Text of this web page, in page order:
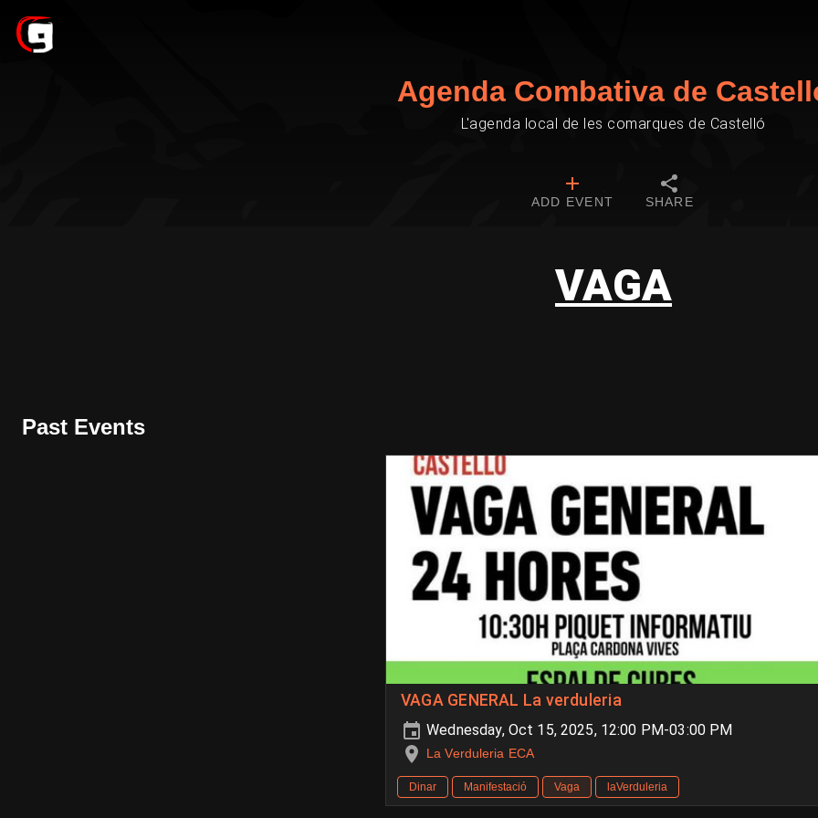
Agenda Combativa de
L'agenda local de les comarques de Castelló
ADD EVENT SHARE
VAGA
Past Events
VAGA GENERAL La verduleria
Wednesday, Oct 15, 2025, 12:00 PM-03:00 PM
La Verduleria ECA
Dinar Manifestació Vaga laVerduleria